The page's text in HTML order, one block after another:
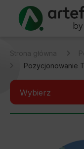
Strona główna
Pozycjonowanie
Wybierz
Pozycjonowanie